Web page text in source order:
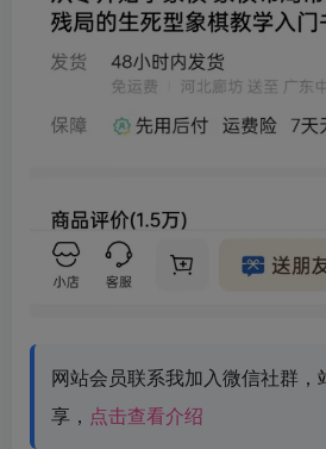
网站会员联系我加入微信社群，
享， 点击查看介绍